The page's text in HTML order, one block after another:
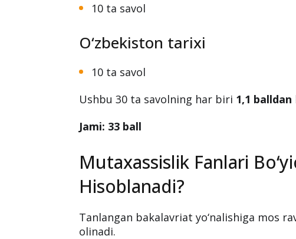
10 ta savol
O‘zbekiston tarixi
10 ta savol
Ushbu 30 ta savolning har biri 1,1 balldan
Jami: 33 ball
Mutaxassislik Fanlari
Hisoblanadi?
Tanlangan bakalavriat yo‘nalishiga mos
olinadi.